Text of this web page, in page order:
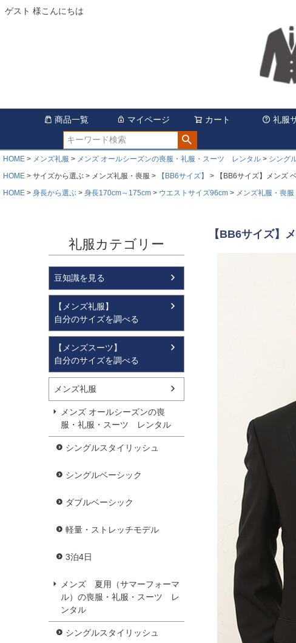
ゲスト 様こんにちは
商品一覧 マイページ カート 礼服
HOME メンズ礼服 メンズ オールシーズンの喪服・礼服・スーツ レンタル シング
HOME
サイズから選ぶ メンズ礼服・喪服 【BB6サイズ】
【BB6サイズ】メンズ
HOME
身長から選ぶ 身長170cm～175cm ウエストサイズ96cm メンズ礼服・喪
礼服カテゴリー
豆知識を見る
【メンズ礼服】
自分のサイズを調べる
【メンズスーツ】
自分のサイズを調べる
メンズ礼服
メンズ オールシーズンの喪
服・礼服・スーツ レンタル
シングルスタイリッシュ
シングルベーシック
ダブルベーシック
軽量・ストレッチモデル
3泊4日
メンズ 夏用（サマーフォーマ
ル）の喪服・礼服・スーツ レ
ンタル
シングルスタイリッシュ
【BB6サイズ】